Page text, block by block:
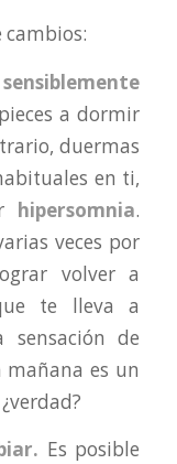
cambios:
a dormir
duermas
en ti,
hipersomnia.
veces por
volver a
te lleva a
de
es un
Es posible